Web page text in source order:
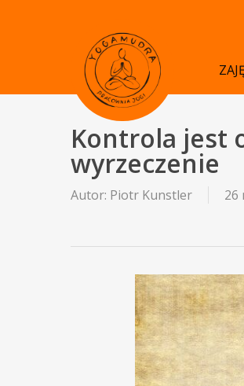
Kontrola jest
wyrzeczenie
Autor: Piotr Kunstler 26